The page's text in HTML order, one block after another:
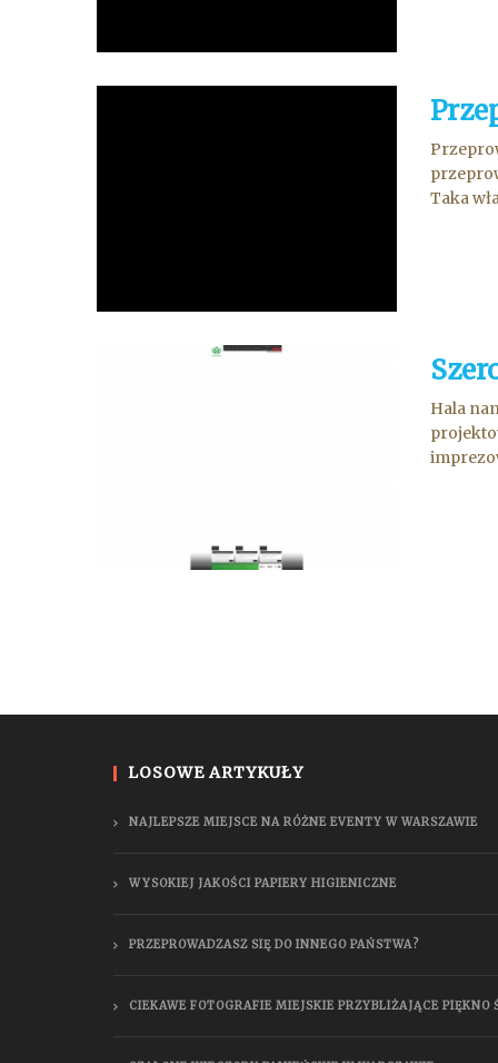
Taka
Hala
LOSOWE ARTYKUŁY
NAJLEPSZE MIEJSCE NA RÓŻNE EVENTY W WARSZAWIE
WYSOKIEJ JAKOŚCI PAPIERY HIGIENICZNE
PRZEPROWADZASZ SIĘ DO INNEGO PAŃSTWA?
CIEKAWE FOTOGRAFIE MIEJSKIE PRZYBLIŻAJĄCE PIĘKNO